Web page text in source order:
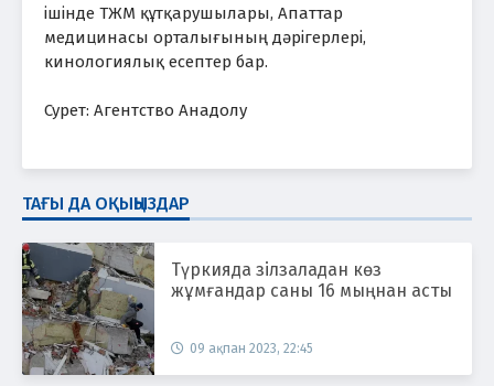
ішінде ТЖМ құтқарушылары, Апаттар
медицинасы орталығының дәрігерлері,
кинологиялық есептер бар.
Сурет: Агентство Анадолу
ТАҒЫ ДА ОҚЫҢЫЗДАР
Түркияда зілзаладан көз
жұмғандар саны 16 мыңнан асты
09 ақпан 2023, 22:45